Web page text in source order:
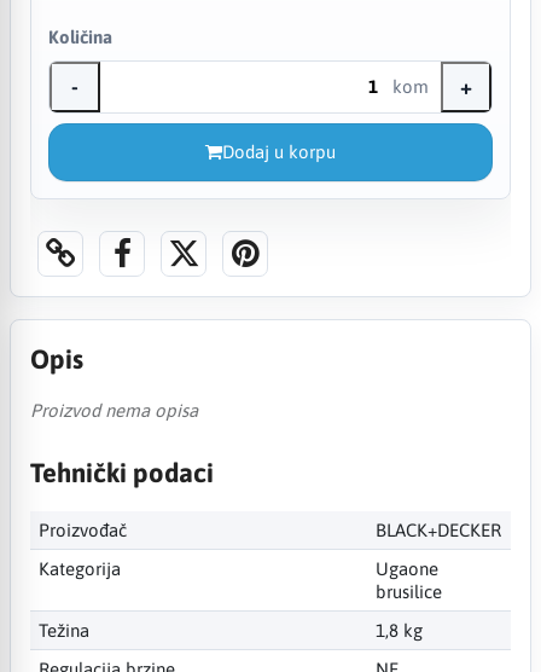
Količina
- kom +
Dodaj u korpu
Opis
Proizvod nema opisa
Tehnički podaci
Proizvođač
BLACK+DECKER
Kategorija
Ugaone
brusilice
Težina
1,8 kg